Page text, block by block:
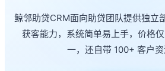
鲸邻助贷CRM面向助贷团队提供独立
获客能力，系统简单易上手，价格
一，还自带 100+ 客户资